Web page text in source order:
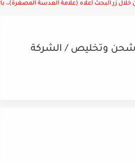
زر البحث أعلاه (علامة العدسة المصغرة)،،
وتخليص / الشركة